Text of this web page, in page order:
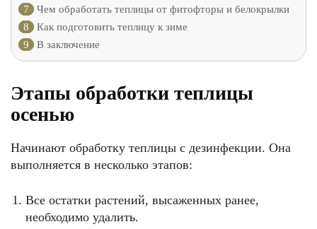
7
Чем обработать теплицы от фитофторы и белокрылки
8
Как подготовить теплицу к зиме
9
В заключение
Этапы обработки теплицы
осенью
Начинают обработку теплицы с дезинфекции. Она
выполняется в несколько этапов:
Все остатки растений, высаженных ранее,
необходимо удалить.